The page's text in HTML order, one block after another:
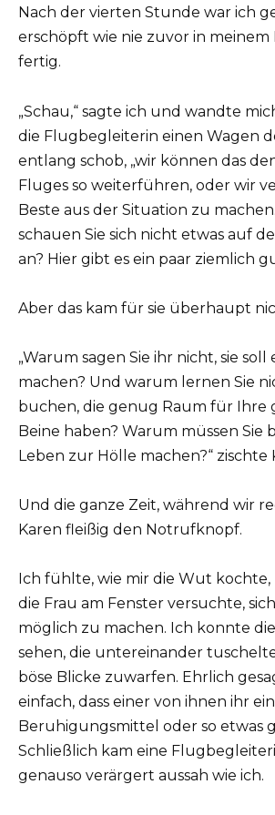
Nach der vierten Stunde war ich
erschöpft wie nie zuvor in meinem
fertig.
„Schau,“ sagte ich und wandte
die Flugbegleiterin einen Wagen
entlang schob, „wir können das
Fluges so weiterführen, oder wir
Beste aus der Situation zu
schauen Sie sich nicht etwas auf
an? Hier gibt es ein paar ziemlich
Aber das kam für sie überhaupt
„Warum sagen Sie ihr nicht, sie soll
machen? Und warum lernen Sie
buchen, die genug Raum für Ihre
Beine haben? Warum müssen Sie
Leben zur Hölle machen?“ zischte
Und die ganze Zeit, während wir
Karen fleißig den Notrufknopf.
Ich fühlte, wie mir die Wut kochte,
die Frau am Fenster versuchte,
möglich zu machen. Ich konnte
sehen, die untereinander
böse Blicke zuwarfen. Ehrlich
einfach, dass einer von ihnen ihr ein
Beruhigungsmittel oder so etwas
Schließlich kam eine
genauso verärgert aussah wie ich.